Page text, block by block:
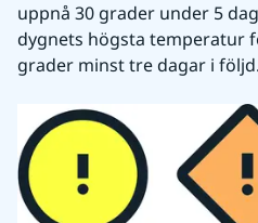
uppnå 30 grader under 5
dygnets högsta temperatur
grader minst tre dagar i följd.